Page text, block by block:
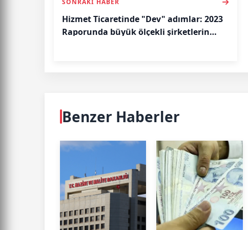
SONRAKI HABER
Hizmet Ticaretinde "Dev" adımlar: 2023
Raporunda büyük ölçekli şirketlerin
Benzer Haberler